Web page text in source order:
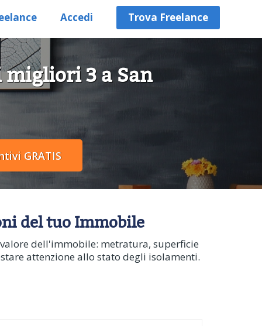
Accedi Trova Freelance
3 a San
del tuo Immobile
dell'immobile: metratura, superficie
attenzione allo stato degli isolamenti.